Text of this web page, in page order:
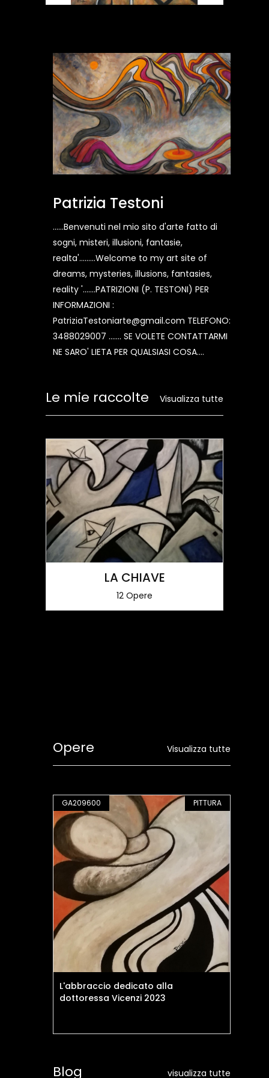
Patrizia Testoni
......Benvenuti nel mio sito d'arte fatto di
sogni, misteri, illusioni, fantasie,
realta'.........Welcome to my art site of
dreams, mysteries, illusions, fantasies,
reality '.......PATRIZIONI (P. TESTONI) PER
INFORMAZIONI :
PatriziaTestoniarte@gmail.com TELEFONO:
3488029007 ....... SE VOLETE CONTATTARMI
NE SARO' LIETA PER QUALSIASI COSA....
Visualizza tutte
Le mie raccolte
LA CHIAVE
12 Opere
Visualizza tutte
Opere
GA209600 PITTURA
L'abbraccio dedicato alla
dottoressa Vicenzi 2023
visualizza tutte
Blog